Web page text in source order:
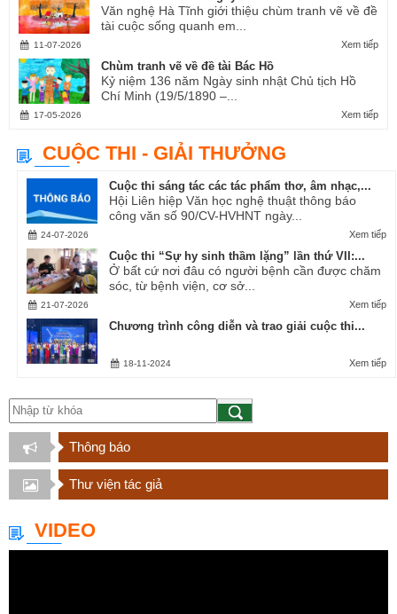
Văn nghệ Hà Tĩnh giới thiệu chùm tranh vẽ về đề
tài cuộc sống quanh em...
Xem tiếp
11-07-2026
Chùm tranh vẽ về đề tài Bác Hồ
Kỷ niệm 136 năm Ngày sinh nhật Chủ tịch Hồ
Chí Minh (19/5/1890 –...
Xem tiếp
17-05-2026
CUỘC THI - GIẢI THƯỞNG
Cuộc thi sáng tác các tác phẩm thơ, âm nhạc,...
Hội Liên hiệp Văn học nghệ thuật thông báo
công văn số 90/CV-HVHNT ngày...
Xem tiếp
24-07-2026
Cuộc thi “Sự hy sinh thầm lặng” lần thứ VII:...
Ở bất cứ nơi đâu có người bệnh cần được chăm
sóc, từ bệnh viện, cơ sở...
Xem tiếp
21-07-2026
Chương trình công diễn và trao giải cuộc thi...
Xem tiếp
18-11-2024
Thông báo
Thư viện tác giả
VIDEO